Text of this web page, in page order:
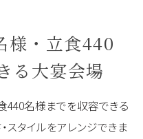
様・立食440
る大宴会場
440名様までを収容できる
スタイルをアレンジできま